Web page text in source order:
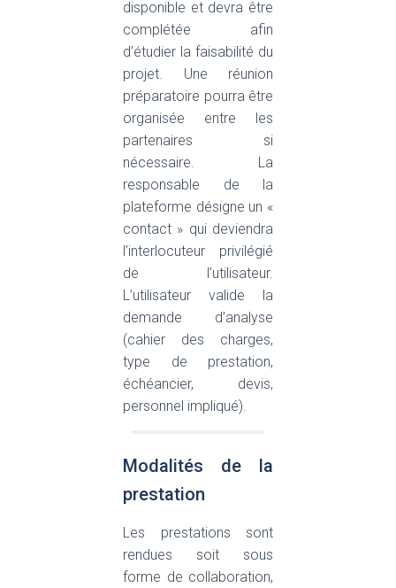
disponible et devra être
complétée afin
d’étudier la faisabilité du
projet. Une réunion
préparatoire pourra être
organisée entre les
partenaires si
nécessaire. La
responsable de la
plateforme désigne un «
contact » qui deviendra
l’interlocuteur privilégié
de l’utilisateur.
L’utilisateur valide la
demande d’analyse
(cahier des charges,
type de prestation,
échéancier, devis,
personnel impliqué).
Modalités de la
prestation
Les prestations sont
rendues soit sous
forme de collaboration,